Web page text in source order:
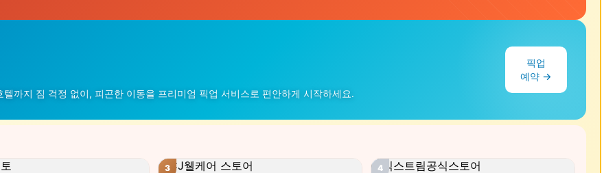
까지 짐 걱정 없이, 피곤한 이동을 프리미엄 픽업 서비스로 편안하게 시작하세요.
픽업
예약 →
3 4